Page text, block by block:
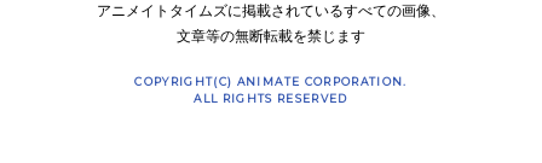
アニメイトタイムズに掲載されているすべての画像、
文章等の無断転載を禁じます
COPYRIGHT(C) ANIMATE CORPORATION.
ALL RIGHTS RESERVED